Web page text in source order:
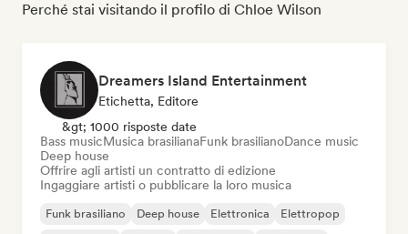
Perché stai visitando il profilo di Chloe Wilson
Dreamers Island Entertainment
Etichetta, Editore
&gt; 1000 risposte date
Bass musicMusica brasilianaFunk brasilianoDance music
Deep house
Offrire agli artisti un contratto di edizione
Ingaggiare artisti o pubblicare la loro musica
Funk brasiliano Deep house Elettronica
Elettropop